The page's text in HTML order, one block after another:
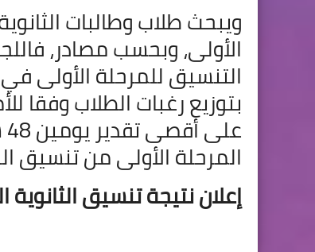
ويبحث طلاب وطالبات
الأولى، وبحسب مصادر،
التنسيق للمرحلة الأولى
بتوزيع رغبات الطلاب
المرحلة الأولى من تنسيق الجامعات
إعلان نتيجة تنسيق الثانوية